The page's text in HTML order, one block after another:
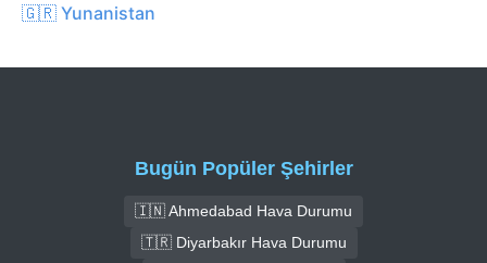
🇬🇷 Yunanistan
Bugün Popüler Şehirler
🇮🇳 Ahmedabad Hava Durumu
🇹🇷 Diyarbakır Hava Durumu